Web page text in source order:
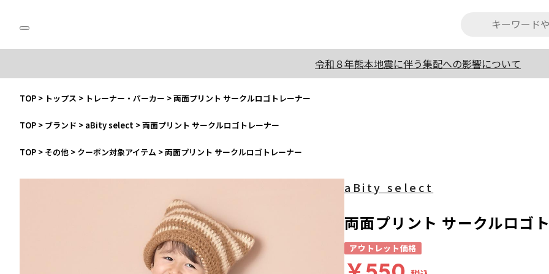
令和８年熊本地震に伴う集配への影響について
TOP > トップス > トレーナー・パーカー >両面プリント サークルロゴトレーナー
TOP > ブランド > aBity select >両面プリント サークルロゴトレーナー
TOP > その他 > クーポン対象アイテム >両面プリント サークルロゴトレーナー
aBity select
両面プリント サークルロゴ
アウトレット価格